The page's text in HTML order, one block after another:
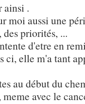
ainsi .
moi aussi une
priorités, ...
d'etre en
ci, elle m'a tant
au début du
avec le